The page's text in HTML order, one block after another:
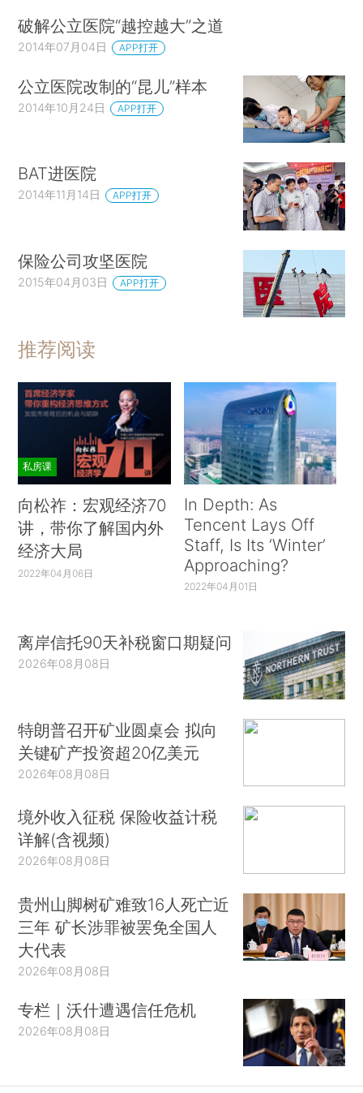
破解公立医院“越控越大”之道
2014年07月04日 APP打开
公立医院改制的“昆儿”样本
2014年10月24日 APP打开
BAT进医院
2014年11月14日 APP打开
保险公司攻坚医院
2015年04月03日 APP打开
推荐阅读
私房课
向松祚：宏观经济70
讲，带你了解国内外
经济大局
2022年04月06日
In Depth: As
Tencent Lays Off
Staff, Is Its ‘Winter’
Approaching?
2022年04月01日
离岸信托90天补税窗口期疑问
2026年08月08日
特朗普召开矿业圆桌会 拟向
关键矿产投资超20亿美元
2026年08月08日
境外收入征税 保险收益计税
详解(含视频)
2026年08月08日
贵州山脚树矿难致16人死亡近
三年 矿长涉罪被罢免全国人
大代表
2026年08月08日
专栏｜沃什遭遇信任危机
2026年08月08日